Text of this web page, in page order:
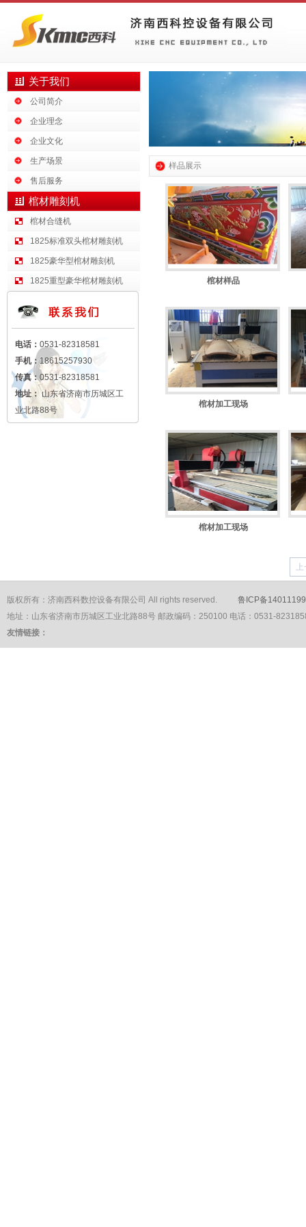
关于我们
公司简介
企业理念
企业文化
生产场景
售后服务
棺材雕刻机
棺材合缝机
1825标准双头棺材雕刻机
1825豪华型棺材雕刻机
1825重型豪华棺材雕刻机
电话： 0531-82318581
手机： 18615257930
传真： 0531-82318581
地址： 山东省济南市历城区工
业北路88号
样品展示
棺材样品
棺材加工现场
棺材加工现场
版权所有：济南西科数控设备有限公司 All rights reserved. 鲁ICP备
地址：山东省济南市历城区工业北路88号 邮政编码：250100 电话：0531-
友情链接：